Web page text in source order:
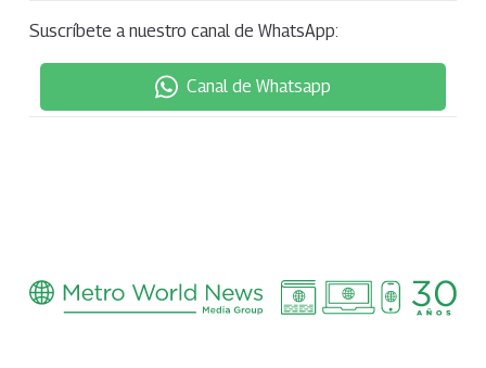
Suscríbete a nuestro canal de WhatsApp:
Canal de Whatsapp